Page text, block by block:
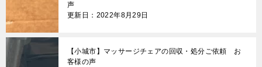
声
更新日：2022年8月29日
【小城市】マッサージチェアの回収・処分ご依頼 お
客様の声